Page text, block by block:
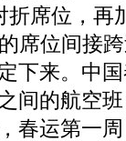
折席位，再
席位间接
下来。中
间的航空
春运第一